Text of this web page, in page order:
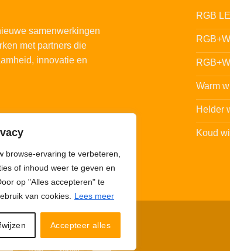
browse-ervaring te verbeteren,
of inhoud weer te geven en
op "Alles accepteren" te
van cookies.
Lees meer
Accepteer alles
samenwerkingen
met partners die
innovatie en
RGB
Warm
Helder
Koud
Disclaimer © 123Ledstrips.nl